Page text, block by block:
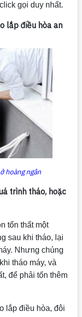
gọi duy nhất.
lắp điều hòa an
hoàng ngân
trình tháo, hoặc
tổn thất một
sau khi tháo, lại
Nhưng chúng
tháo máy, và
để phải tốn thêm
lắp điều hòa, đôi